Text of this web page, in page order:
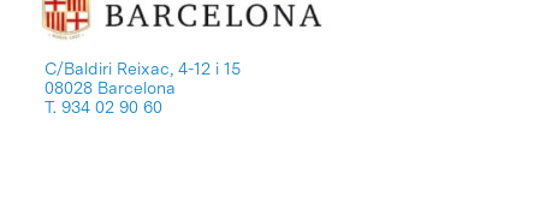
C/Baldiri Reixac, 4-12 i 15
08028 Barcelona
T. 934 02 90 60